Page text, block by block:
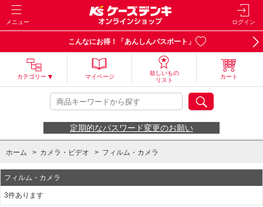
メニュー ログイン
こんなにお得！「あんしんパスポート」
カテゴリー マイページ
欲しいもの
リスト
カート
定期的なパスワード変更のお願い
ホーム > カメラ・ビデオ > フィルム・カメラ
フィルム・カメラ
3件あります